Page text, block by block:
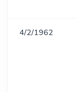
4/2/1962